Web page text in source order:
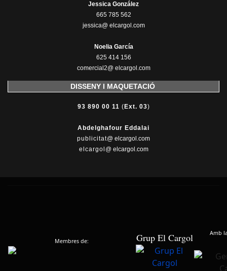
Jessica González
665 785 562
jessica@ elcargol.com
Noelia García
625 414 156
comercial2@ elcargol.com
DISSENY I MAQUETACIÓ
93 890 00 11 ( Ext. 03)
Abdelghafour Eddalai
publicitat@ elcargol.com
elcargol @ elcargol.com
Membres de: Grup El Cargol Amb